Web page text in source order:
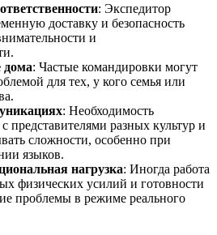
: Экспедитор
доставку и безопасность
и
дома: Частые командировки могут
для тех, у кого семья или
: Необходимость
представителями разных культур и
сложности, особенно при
языков.
нагрузка: Иногда работа
физических усилий и готовности
проблемы в режиме реального